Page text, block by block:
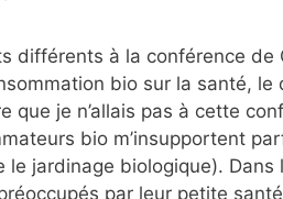
différents à la conférence
bio sur la santé,
que je n’allais pas à cette
bio m’insupportent
le jardinage biologique).
par leur petite